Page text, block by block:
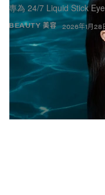
BEAUTY 美容
專為 24/7 Liquid Stick
2026年1月28